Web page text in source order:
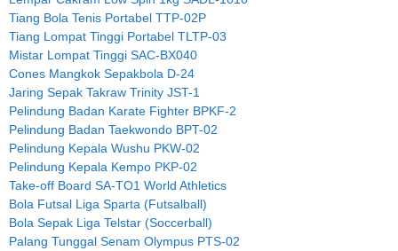
Tiang Bola Tenis Portabel TTP-02P
Tiang Lompat Tinggi Portabel TLTP-03
Mistar Lompat Tinggi SAC-BX040
Cones Mangkok Sepakbola D-24
Jaring Sepak Takraw Trinity JST-1
Pelindung Badan Karate Fighter BPKF-2
Pelindung Badan Taekwondo BPT-02
Pelindung Kepala Wushu PKW-02
Pelindung Kepala Kempo PKP-02
Take-off Board SA-TO1 World Athletics
Bola Futsal Liga Sparta (Futsalball)
Bola Sepak Liga Telstar (Soccerball)
Palang Tunggal Senam Olympus PTS-02